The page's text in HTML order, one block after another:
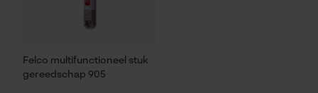
Felco multifunctioneel stuk
gereedschap 905